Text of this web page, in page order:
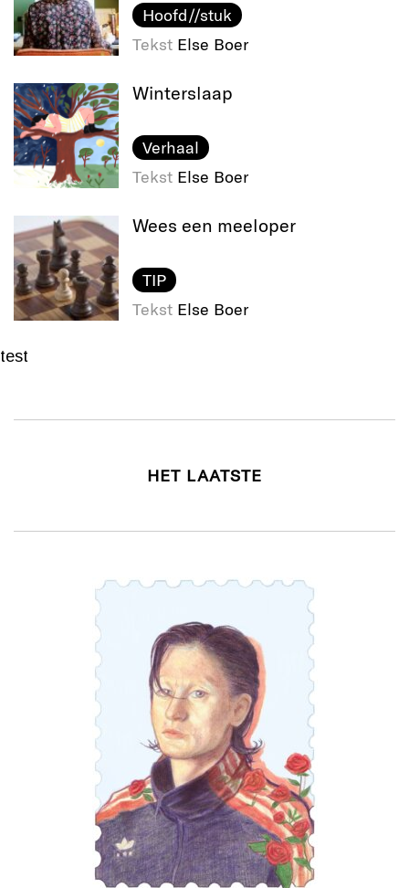
Hoofd//stuk
Tekst Else Boer
Winterslaap
Verhaal
Tekst Else Boer
Wees een meeloper
TIP
Tekst Else Boer
test
HET LAATSTE